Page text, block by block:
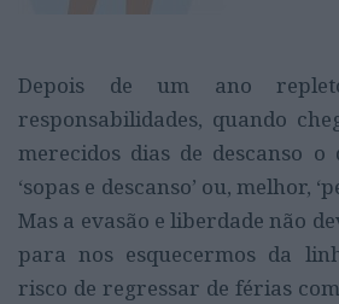
Depois de um ano
responsabilidades, quando
merecidos dias de descanso o
‘sopas e descanso’ ou, melhor,
Mas a evasão e liberdade não
para nos esquecermos da
risco de regressar de férias